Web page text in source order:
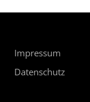
Impressum
Datenschutz